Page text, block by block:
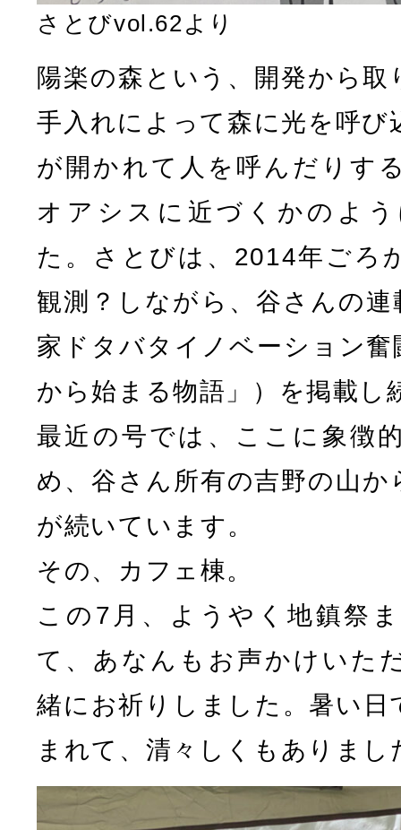
さとびvol.62より
陽楽の森という、開発から
手入れによって森に光を呼び
が開かれて人を呼んだりす
オアシスに近づくかのよ
た。さとびは、2014年ごろ
観測？しながら、谷さんの
家ドタバタイノベーション
から始まる物語」）を掲載し
最近の号では、ここに象徴
め、谷さん所有の吉野の山
が続いています。
その、カフェ棟。
この7月、ようやく地鎮祭
て、あなんもお声かけいた
緒にお祈りしました。暑い日
まれて、清々しくもありまし